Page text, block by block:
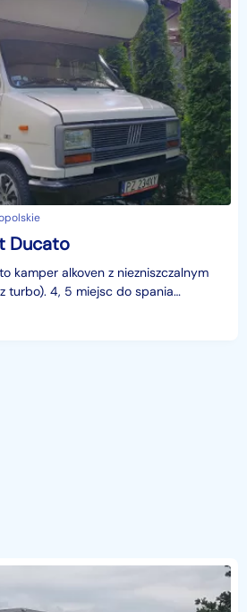
Ducato
kamper alkoven z niezniszczalnym
turbo). 4, 5 miejsc do spania
stolikami przebudowuje